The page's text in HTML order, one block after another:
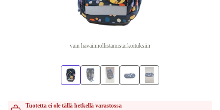
vain havainnollistamistarkoituksiin
Tuotetta ei ole tällä hetkellä varastossa